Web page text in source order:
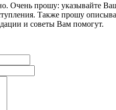
Очень прошу: указывайте
Также прошу
и советы Вам помогут.